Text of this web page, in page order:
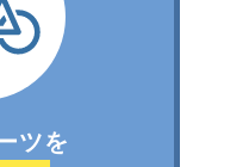
ツを